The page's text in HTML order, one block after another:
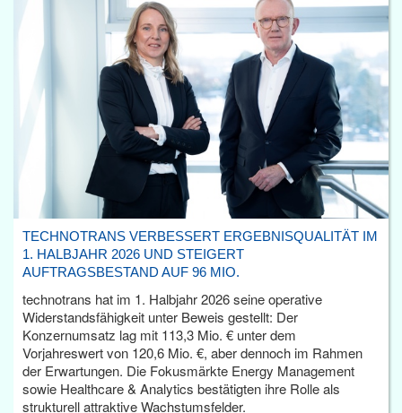
TECHNOTRANS VERBESSERT ERGEBNISQUALITÄT IM
1. HALBJAHR 2026 UND STEIGERT
AUFTRAGSBESTAND AUF 96 MIO.
technotrans hat im 1. Halbjahr 2026 seine operative
Widerstandsfähigkeit unter Beweis gestellt: Der
Konzernumsatz lag mit 113,3 Mio. € unter dem
Vorjahreswert von 120,6 Mio. €, aber dennoch im Rahmen
der Erwartungen. Die Fokusmärkte Energy Management
sowie Healthcare & Analytics bestätigten ihre Rolle als
strukturell attraktive Wachstumsfelder.